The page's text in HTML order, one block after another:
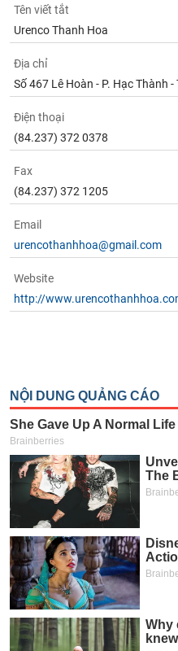
Tên viết tắt
Urenco Thanh Hoa
Địa chỉ
Số 467 Lê Hoàn - P. Hạc Thành -
Điện thoại
(84.237) 372 0378
Fax
(84.237) 372 1205
Email
urencothanhhoa@gmail.com
Website
http://